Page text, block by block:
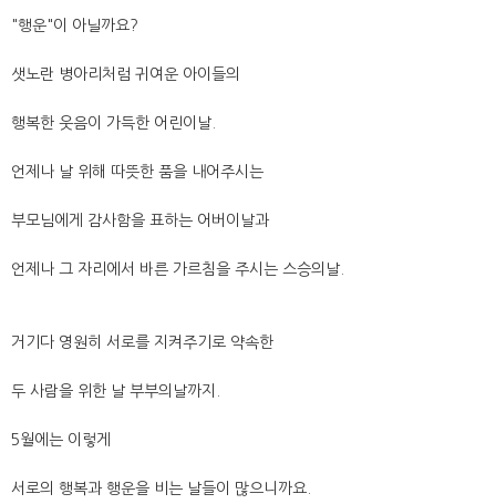
"행운"이 아닐까요?
샛노란 병아리처럼 귀여운 아이들의
행복한 웃음이 가득한 어린이날.
언제나 날 위해 따뜻한 품을 내어주시는
부모님에게 감사함을 표하는 어버이날과
언제나 그 자리에서 바른 가르침을 주시는 스승의날.
거기다 영원히 서로를 지켜주기로 약속한
두 사람을 위한 날 부부의날까지.
5월에는 이렇게
서로의 행복과 행운을 비는 날들이 많으니까요.